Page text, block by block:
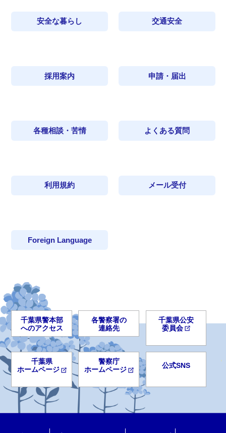
安全な暮らし 交通安全
採用案内 申請・届出
各種相談・苦情 よくある質問
利用規約 メール受付
Foreign Language
千葉県警本部
へのアクセス
各警察署の
連絡先
千葉県公安
委員会
千葉県
ホームページ
警察庁
ホームページ
公式SNS